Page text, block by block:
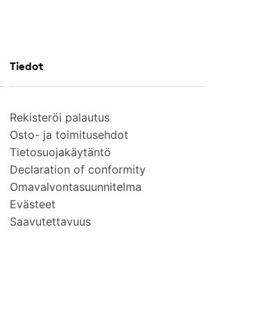
Tiedot
Rekisteröi palautus
Osto- ja toimitusehdot
Tietosuojakäytäntö
Declaration of conformity
Omavalvontasuunnitelma
Evästeet
Saavutettavuus